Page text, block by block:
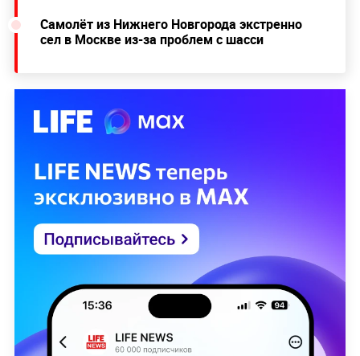
Самолёт из Нижнего Новгорода экстренно
сел в Москве из-за проблем с шасси